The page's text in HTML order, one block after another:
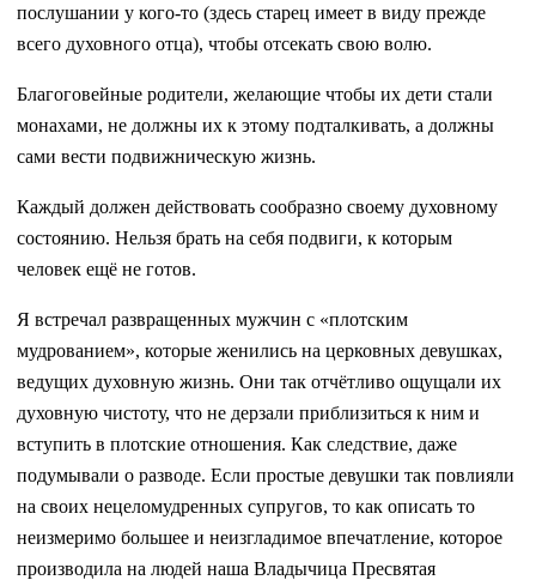
послушании у кого-то (здесь старец имеет в виду прежде
всего духовного отца), чтобы отсекать свою волю.
Благоговейные родители, желающие чтобы их дети стали
монахами, не должны их к этому подталкивать, а должны
сами вести подвижническую жизнь.
Каждый должен действовать сообразно своему духовному
состоянию. Нельзя брать на себя подвиги, к которым
человек ещё не готов.
Я встречал развращенных мужчин с «плотским
мудрованием», которые женились на церковных девушках,
ведущих духовную жизнь. Они так отчётливо ощущали их
духовную чистоту, что не дерзали приблизиться к ним и
вступить в плотские отношения. Как следствие, даже
подумывали о разводе. Если простые девушки так повлияли
на своих нецеломудренных супругов, то как описать то
неизмеримо большее и неизгладимое впечатление, которое
производила на людей наша Владычица Пресвятая